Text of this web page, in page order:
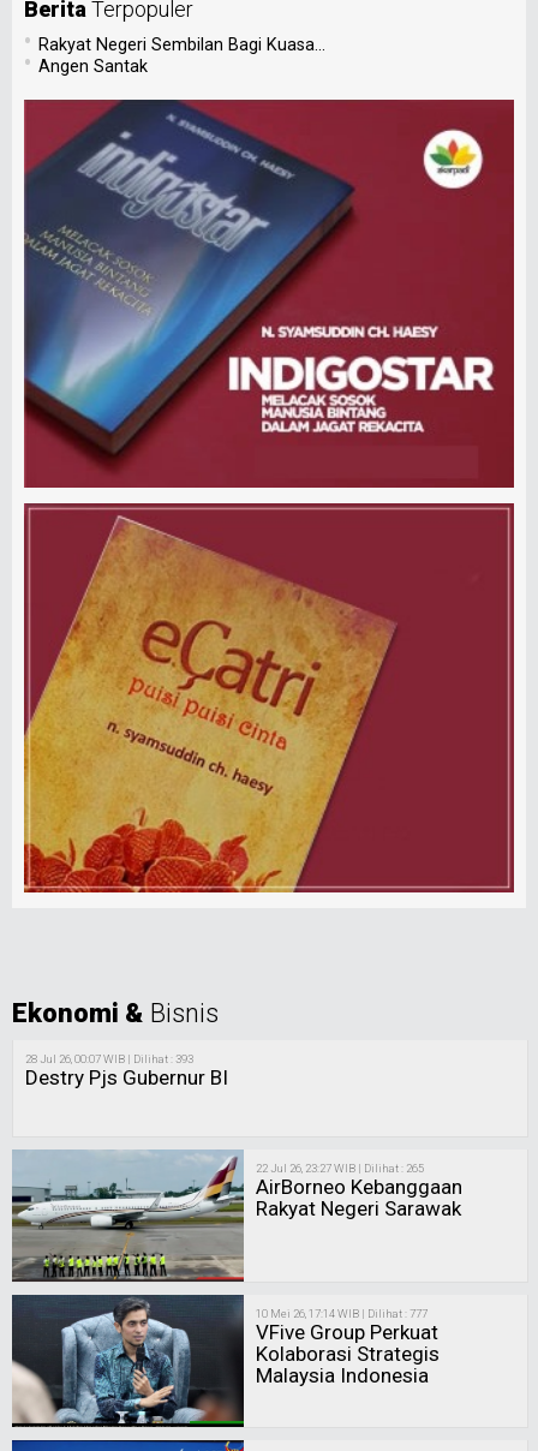
Berita Terpopuler
• Rakyat Negeri Sembilan Bagi Kuasa...
• Angen Santak
Ekonomi & Bisnis
28 Jul 26, 00:07 WIB | Dilihat : 393
Destry Pjs Gubernur BI
22 Jul 26, 23:27 WIB | Dilihat : 265
AirBorneo Kebanggaan
Rakyat Negeri Sarawak
10 Mei 26, 17:14 WIB | Dilihat : 777
VFive Group Perkuat
Kolaborasi Strategis
Malaysia Indonesia